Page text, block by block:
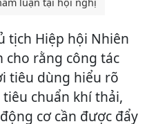
tịch Hiệp hội Nhiên
cho rằng công tác
tiêu dùng hiểu rõ
chuẩn khí thải,
cơ cần được đẩy